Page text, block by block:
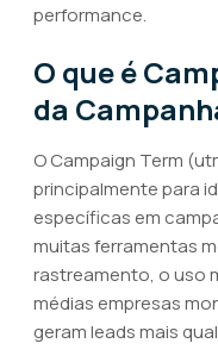
performance.
O que é
da
O Campaign Term
principalmente para
específicas em
muitas ferramentas
rastreamento, o uso
médias empresas
geram leads mais